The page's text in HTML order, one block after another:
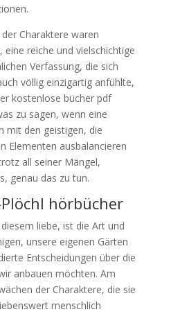
Charaktere waren
reiche und vielschichtige
Verfassung, die sich
völlig einzigartig anfühlte,
kostenlose bücher pdf
zu sagen, wenn eine
mit den geistigen, die
Elementen ausbalancieren
all seiner Mängel,
genau das zu tun.
hörbücher
liebe, ist die Art und
unsere eigenen Gärten
Entscheidungen über die
anbauen möchten. Am
der Charaktere, die sie
menschlich